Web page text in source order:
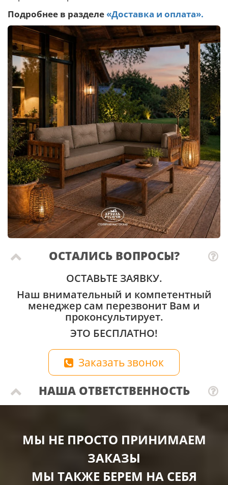
Подробнее в разделе «Доставка и оплата».
ОСТАЛИСЬ ВОПРОСЫ?
ОСТАВЬТЕ ЗАЯВКУ.
Наш внимательный и компетентный
менеджер сам перезвонит Вам и
проконсультирует.
ЭТО БЕСПЛАТНО!
Заказать звонок
НАША ОТВЕТСТВЕННОСТЬ
МЫ НЕ ПРОСТО ПРИНИМАЕМ
ЗАКАЗЫ
МЫ ТАКЖЕ БЕРЕМ НА СЕБЯ